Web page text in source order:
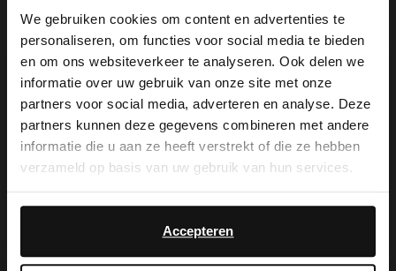
We gebruiken cookies om content en advertenties te
personaliseren, om functies voor social media te bieden
en om ons websiteverkeer te analyseren. Ook delen we
informatie over uw gebruik van onze site met onze
partners voor social media, adverteren en analyse. Deze
partners kunnen deze gegevens combineren met andere
informatie die u aan ze heeft verstrekt of die ze hebben
verzameld op basis van uw gebruik van hun services.
Accepteren
Carbon Pro.
Alles over dit product
Maattabel
Bezorgen & retour
×
View this website in English?
It looks like your language isn't Dutch. Would
you like to switch to English?
English